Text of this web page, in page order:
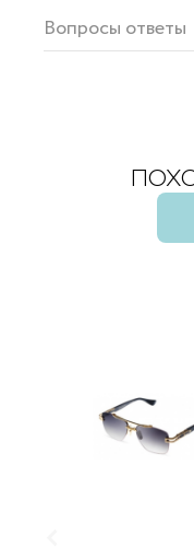
Вопросы ответы